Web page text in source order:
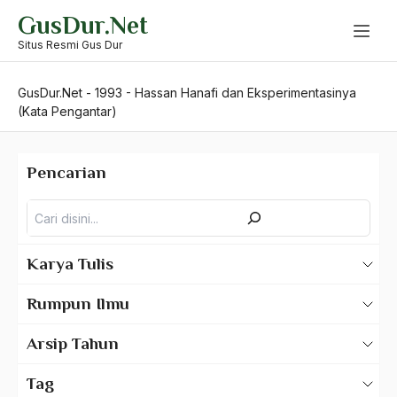
content
GusDur.Net
Situs Resmi Gus Dur
GusDur.Net - 1993 - Hassan Hanafi dan Eksperimentasinya
(Kata Pengantar)
Pencarian
Karya Tulis
Rumpun Ilmu
Arsip Tahun
Tag